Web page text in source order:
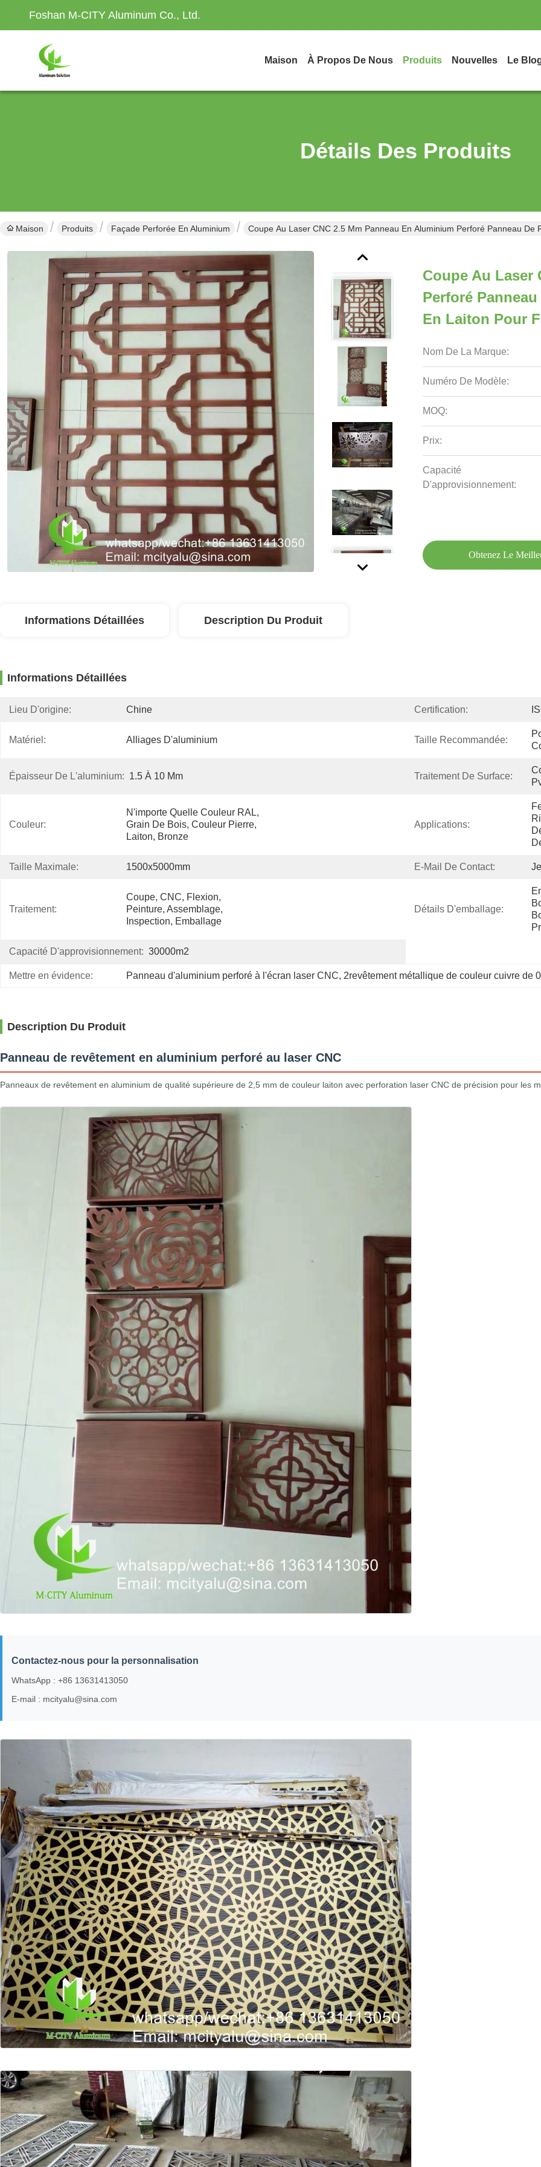
Foshan M-CITY Aluminum Co., Ltd.
Maison À Propos De Nous Produits Nouvelles Le
Détails Des Produits
Maison Produits Façade Perforée En Aluminium Coupe Au Laser CNC 2.5 Mm Panneau En Aluminium Perforé Panneau De
Coupe Au Laser
Perforé
En Laiton Pour
Nom De La Marque:
Numéro De Modèle:
MOQ:
Prix:
Capacité
D'approvisionnement:
Obtenez Le
Informations Détaillées Description Du Produit
Informations Détaillées
Lieu D'origine: Chine Certification:
Matériel: Alliages D'aluminium Taille Recommandée:
Épaisseur De L'aluminium: 1.5 À 10 Mm Traitement De Surface:
Couleur:
N'importe Quelle Couleur RAL,
Grain De Bois, Couleur Pierre,
Laiton, Bronze
Applications:
Taille Maximale: 1500x5000mm E-Mail De Contact:
Traitement:
Coupe, CNC, Flexion,
Peinture, Assemblage,
Inspection, Emballage
Détails D'emballage:
Capacité D'approvisionnement: 30000m2
Mettre en évidence: Panneau d'aluminium perforé à l'écran laser CNC, 2revêtement métallique de couleur cuivre de 0
Description Du Produit
Panneau de revêtement en aluminium perforé au laser CNC
Panneaux de revêtement en aluminium de qualité supérieure de 2,5 mm de couleur laiton avec perforation laser CNC de précision pour les
Contactez-nous pour la personnalisation
WhatsApp : +86 13631413050
E-mail : mcityalu@sina.com